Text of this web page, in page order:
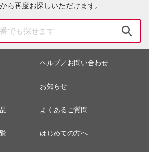
ら再度お探しいただけます。
ヘルプ／お問い合わせ
お知らせ
よくあるご質問
はじめての方へ